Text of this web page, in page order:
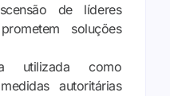
de líderes
soluções
utilizada como
autoritárias